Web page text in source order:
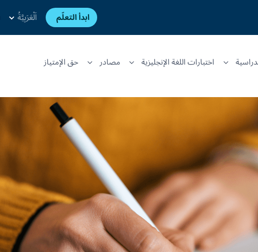
ابدأ التعلّم اَلْعَرَبِيَّةُ
اختبارات اللغة الإنجليزية مصادر حق الإمتياز